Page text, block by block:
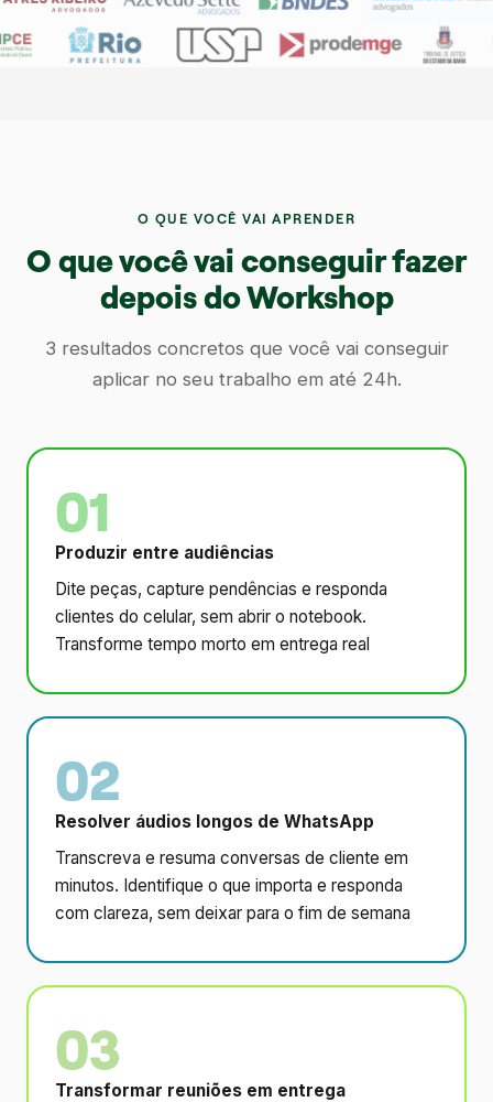
O QUE VOCÊ VAI APRENDER
O que você vai conseguir fazer
depois do Workshop
3 resultados concretos que você vai conseguir
aplicar no seu trabalho em até 24h.
01
Produzir entre audiências
Dite peças, capture pendências e responda
clientes do celular, sem abrir o notebook.
Transforme tempo morto em entrega real
02
Resolver áudios longos de WhatsApp
Transcreva e resuma conversas de cliente em
minutos. Identifique o que importa e responda
com clareza, sem deixar para o fim de semana
03
Transformar reuniões em entrega